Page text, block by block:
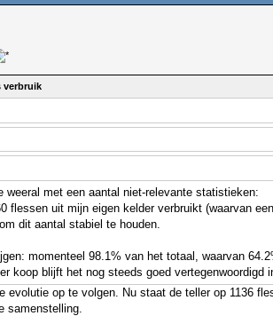
verbruik
weeral met een aantal niet-relevante statistieken:
flessen uit mijn eigen kelder verbruikt (waarvan
dit aantal stabiel te houden.
momenteel 98.1% van het totaal, waarvan
koop blijft het nog steeds goed
evolutie op te volgen. Nu staat de teller op 1136
samenstelling.